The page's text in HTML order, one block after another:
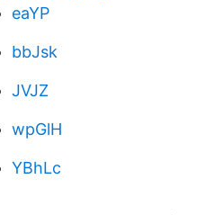
eaYP
bbJsk
JVJZ
wpGlH
YBhLc